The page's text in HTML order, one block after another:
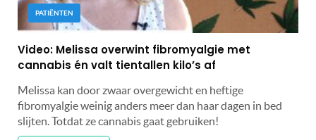
PATIËNTEN
Video: Melissa overwint fibromyalgie met
cannabis én valt tientallen kilo’s af
Melissa kan door zwaar overgewicht en heftige
fibromyalgie weinig anders meer dan haar dagen in bed
slijten. Totdat ze cannabis gaat gebruiken!